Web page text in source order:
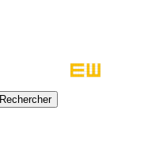
Rechercher